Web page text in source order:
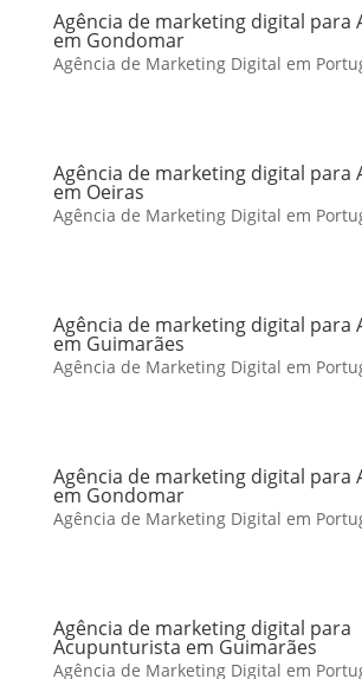
Agência de marketing digital para
em Gondomar
Agência de Marketing Digital em
Agência de marketing digital para
em Oeiras
Agência de Marketing Digital em
Agência de marketing digital para
em Guimarães
Agência de Marketing Digital em
Agência de marketing digital para
em Gondomar
Agência de Marketing Digital em
Agência de marketing digital para
Acupunturista em Guimarães
Agência de Marketing Digital em